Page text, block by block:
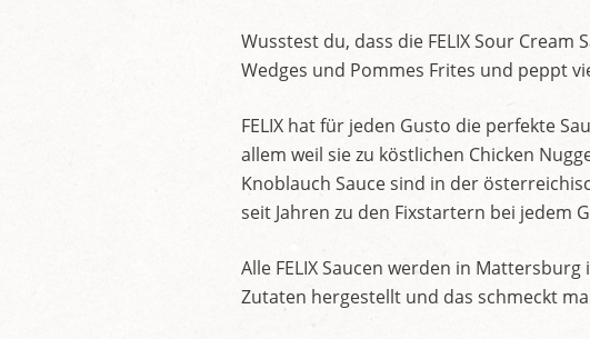
Wusstest du, dass die FELIX Sour
Wedges und Pommes Frites und peppt
FELIX hat für jeden Gusto die perfekte
allem weil sie zu köstlichen Chicken
Knoblauch Sauce sind in der
seit Jahren zu den Fixstartern bei jedem
Alle FELIX Saucen werden in
Zutaten hergestellt und das schmeckt